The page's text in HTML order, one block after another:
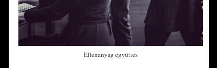
Ellenanyag együttes